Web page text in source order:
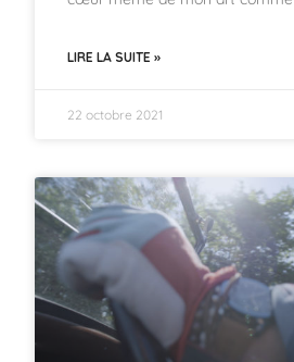
LIRE LA SUITE »
22 octobre 2021